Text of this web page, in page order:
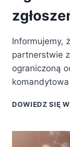
Informujemy,
partnerstwie
ograniczoną
DOWIEDZ SIĘ